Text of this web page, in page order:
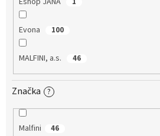
Evona 100
MALFINI, a.s. 46
Značka ?
Malfini 46